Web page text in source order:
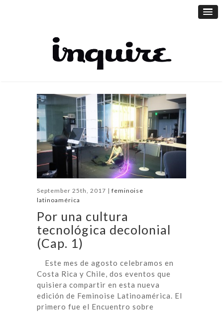
September 25th, 2017 | feminoise
latinoamérica
Por una cultura
tecnológica decolonial
(Cap. 1)
Este mes de agosto celebramos en
Costa Rica y Chile, dos eventos que
quisiera compartir en esta nueva
edición de Feminoise Latinoamérica. El
primero fue el Encuentro sobre